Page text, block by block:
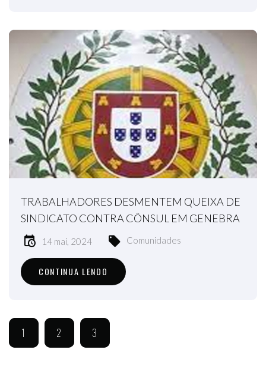
TRABALHADORES DESMENTEM QUEIXA DE
SINDICATO CONTRA CÔNSUL EM GENEBRA
14 mai, 2024 Comunidades
CONTINUA LENDO
1 2 3